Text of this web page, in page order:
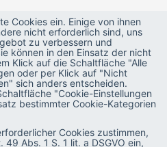
Cookies ein. Einige von ihnen
nicht erforderlich sind, uns
zu verbessern und
können in den Einsatz der nicht
Klick auf die Schaltfläche "Alle
oder per Klick auf "Nicht
sich anders entscheiden.
"Cookie-Einstellungen
bestimmter Cookie-Kategorien
Cookies zustimmen,
Abs. 1 S. 1 lit. a DSGVO ein,